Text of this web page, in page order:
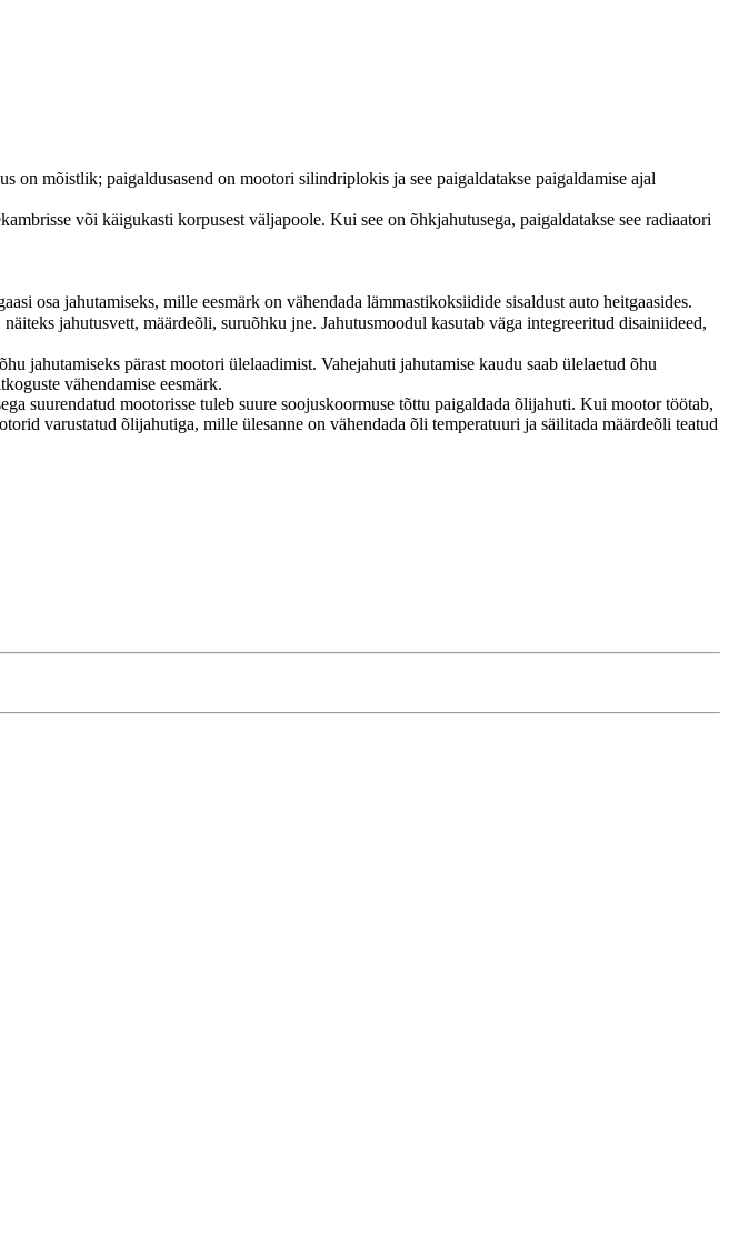
mõistlik; paigaldusasend on mootori silindriplokis ja see paigaldatakse paigaldamise ajal
või käigukasti korpusest väljapoole. Kui see on õhkjahutusega, paigaldatakse see radiaatori
osa jahutamiseks, mille eesmärk on vähendada lämmastikoksiidide sisaldust auto heitgaasides.
jahutusvett, määrdeõli, suruõhku jne. Jahutusmoodul kasutab väga integreeritud disainiideed,
jahutamiseks pärast mootori ülelaadimist. Vahejahuti jahutamise kaudu saab ülelaetud õhu
vähendamise eesmärk.
suurendatud mootorisse tuleb suure soojuskoormuse tõttu paigaldada õlijahuti. Kui mootor töötab,
varustatud õlijahutiga, mille ülesanne on vähendada õli temperatuuri ja säilitada määrdeõli teatud